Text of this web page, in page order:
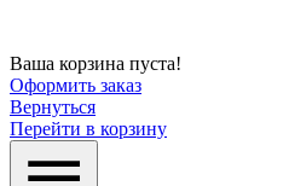
Ваша корзина пуста!
Оформить заказ
Вернуться
Перейти в корзину